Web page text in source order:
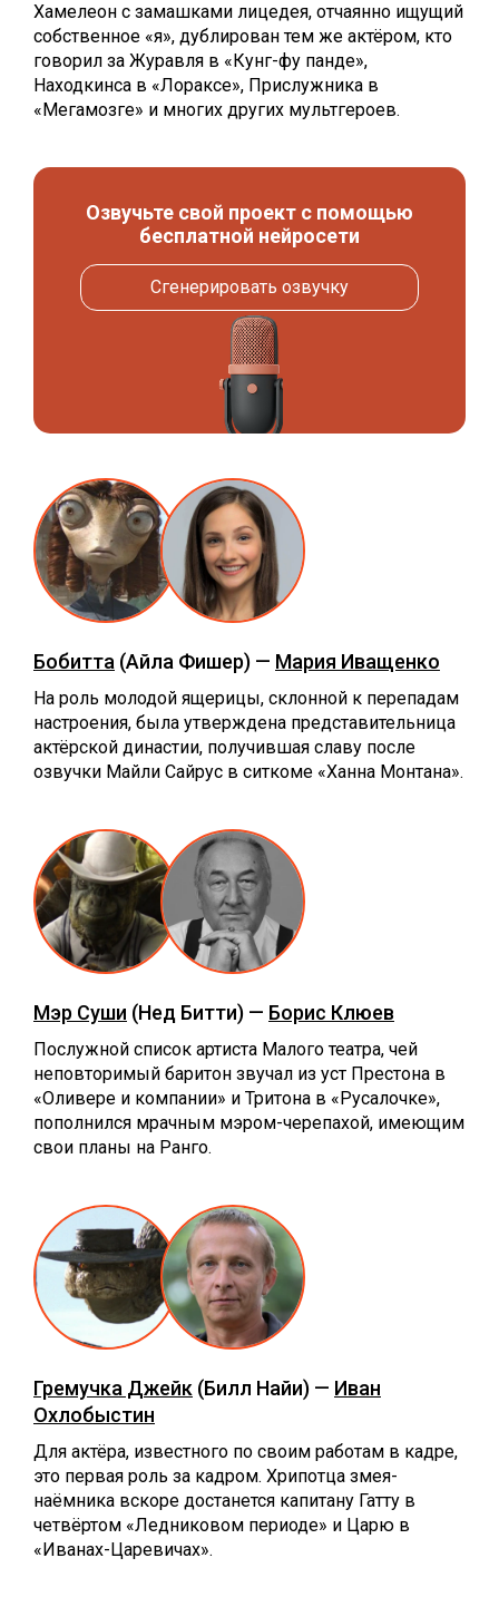
Хамелеон с замашками лицедея, отчаянно ищущий
собственное «я», дублирован тем же актёром, кто
говорил за Журавля в «Кунг-фу панде»,
Находкинса в «Лораксе», Прислужника в
«Мегамозге» и многих других мультгероев.
Озвучьте свой проект с помощью
бесплатной нейросети
Сгенерировать озвучку
Бобитта (Айла Фишер) — Мария Иващенко
На роль молодой ящерицы, склонной к перепадам
настроения, была утверждена представительница
актёрской династии, получившая славу после
озвучки Майли Сайрус в ситкоме «Ханна Монтана».
Мэр Суши (Нед Битти) — Борис Клюев
Послужной список артиста Малого театра, чей
неповторимый баритон звучал из уст Престона в
«Оливере и компании» и Тритона в «Русалочке»,
пополнился мрачным мэром-черепахой, имеющим
свои планы на Ранго.
Гремучка Джейк (Билл Найи) — Иван
Охлобыстин
Для актёра, известного по своим работам в кадре,
это первая роль за кадром. Хрипотца змея-
наёмника вскоре достанется капитану Гатту в
четвёртом «Ледниковом периоде» и Царю в
«Иванах-Царевичах».